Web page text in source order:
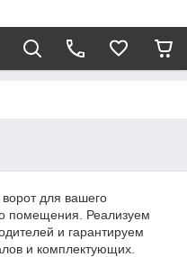
для вашего
помещения. Реализуем
и гарантируем
и комплектующих.